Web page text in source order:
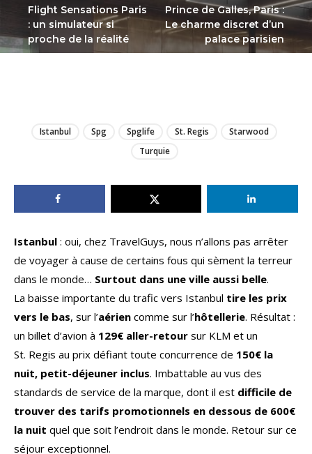
Flight Sensations Paris
: un simulateur si
proche de la réalité
Prince de Galles, Paris :
Le charme discret d’un
palace parisien
Istanbul Spg Spglife St. Regis
Starwood
Turquie
Istanbul : oui, chez TravelGuys, nous n’allons pas arrêter
de voyager à cause de certains fous qui sèment la terreur
dans le monde… Surtout dans une ville aussi belle.
La baisse importante du trafic vers Istanbul tire les prix
vers le bas, sur l’aérien comme sur l’hôtellerie. Résultat :
un billet d’avion à 129€ aller-retour sur KLM et un
St. Regis au prix défiant toute concurrence de 150€ la
nuit, petit-déjeuner inclus. Imbattable au vus des
standards de service de la marque, dont il est difficile de
trouver des tarifs promotionnels en dessous de 600€
la nuit quel que soit l’endroit dans le monde. Retour sur ce
séjour exceptionnel.